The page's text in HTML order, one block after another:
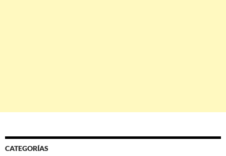
CATEGORÍAS